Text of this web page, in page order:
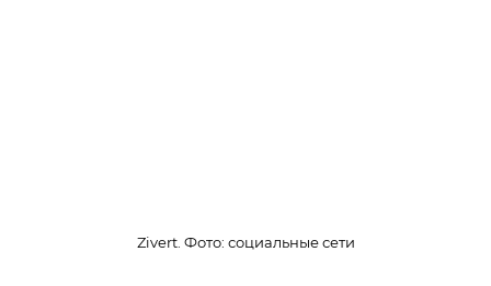
Zivert. Фото: социальные сети